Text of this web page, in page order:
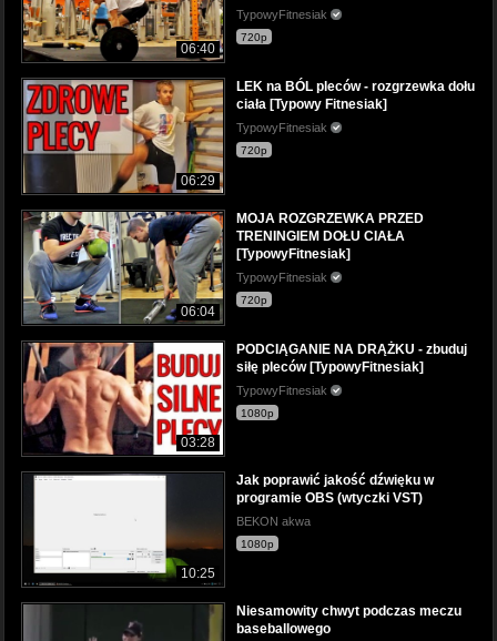
06:40
TypowyFitnesiak
720p
06:29
LEK na BÓL pleców - rozgrzewka dołu
ciała [Typowy Fitnesiak]
TypowyFitnesiak
720p
06:04
MOJA ROZGRZEWKA PRZED
TRENINGIEM DOŁU CIAŁA
[TypowyFitnesiak]
TypowyFitnesiak
720p
03:28
PODCIĄGANIE NA DRĄŻKU - zbuduj
siłę pleców [TypowyFitnesiak]
TypowyFitnesiak
1080p
10:25
Jak poprawić jakość dźwięku w
programie OBS (wtyczki VST)
BEKON akwa
1080p
Niesamowity chwyt podczas meczu
baseballowego